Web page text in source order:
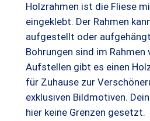
P
r
e
i
s
w
i
s
t
:
1
2
Holzrahmen ist die Fliese
eingeklebt. Der Rahmen
aufgestellt oder
Bohrungen sind im Rahmen
Aufstellen gibt es einen
für Zuhause zur
exklusiven Bildmotiven.
hier keine Grenzen gesetzt.